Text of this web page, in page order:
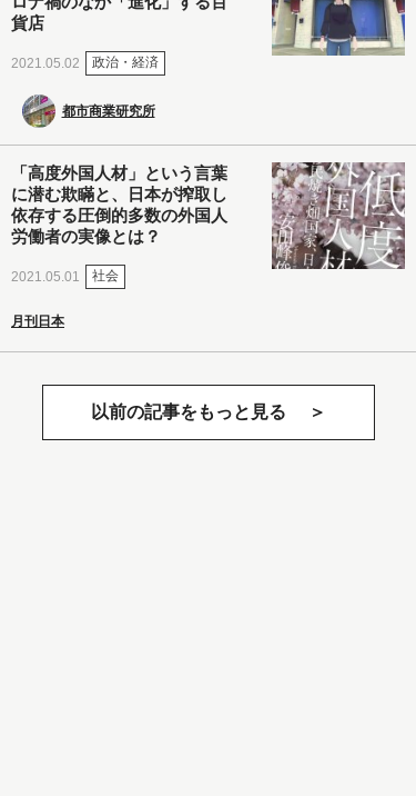
貨店
2021.05.02 政治・経済
都市商業研究所
「高度外国人材」という言葉
に潜む欺瞞と、日本が搾取し
依存する圧倒的多数の外国人
労働者の実像とは？
2021.05.01 社会
月刊日本
以前の記事をもっと見る